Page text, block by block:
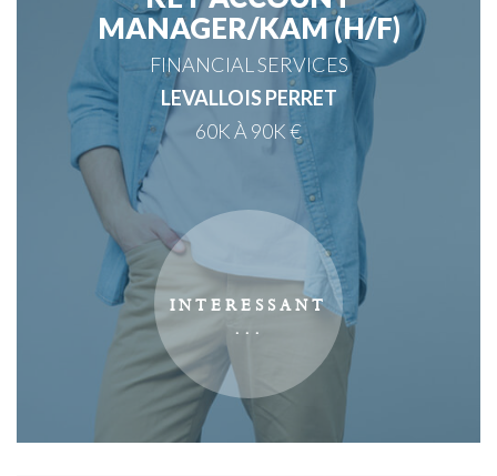
MANAGER/KAM (H/F)
FINANCIAL SERVICES
LEVALLOIS PERRET
60K À 90K €